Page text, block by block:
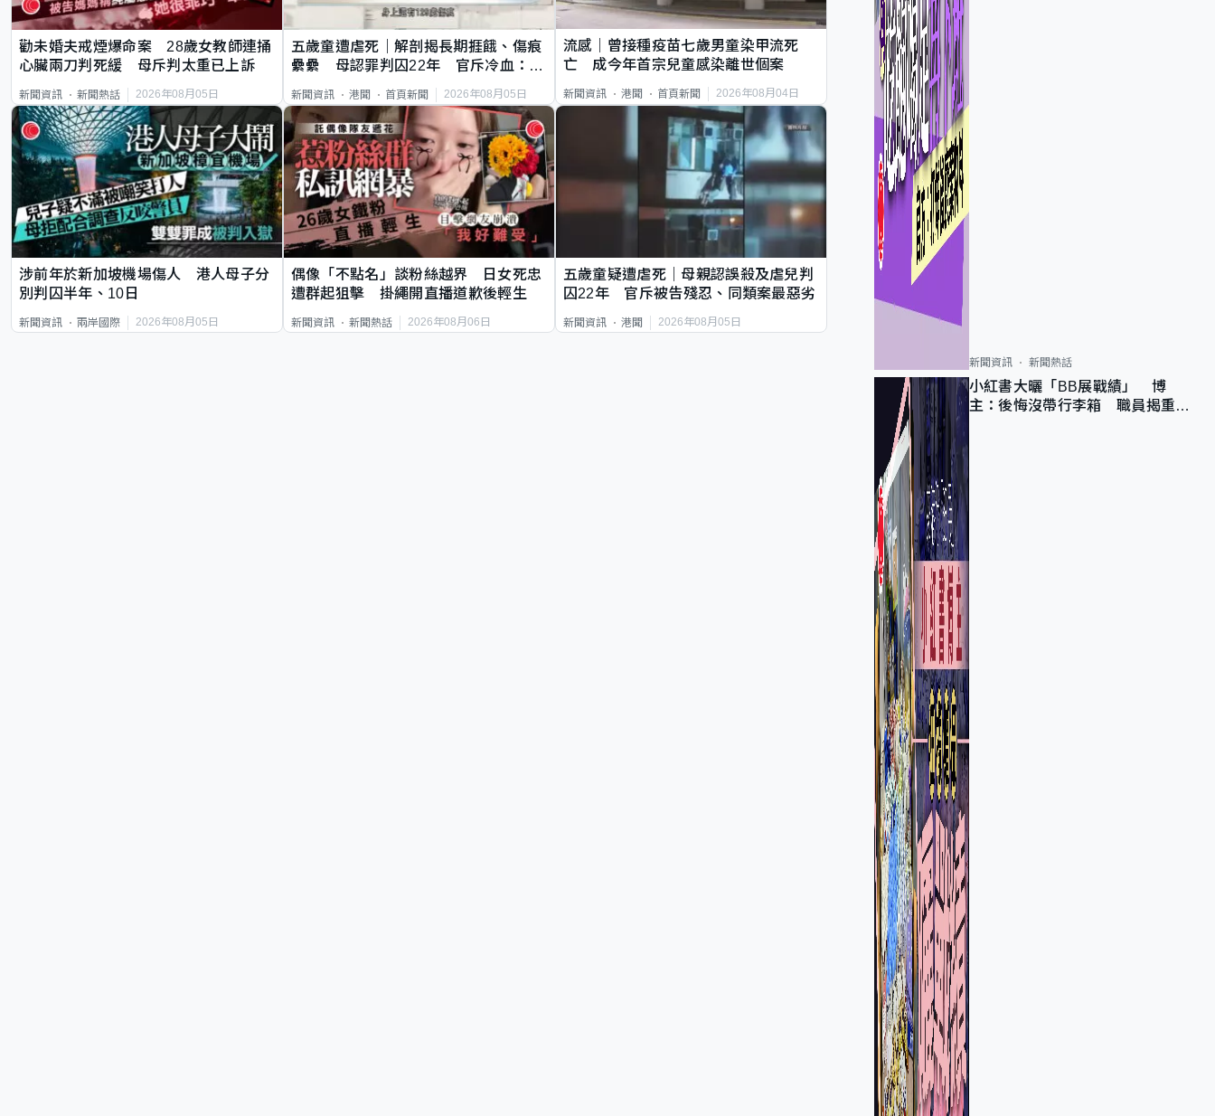
勸未婚夫戒煙爆命案 28歲女教師連捅
心臟兩刀判死緩 母斥判太重已上訴
新聞資訊 新聞熱話 2026年08月05日
五歲童遭虐死｜解剖揭長期捱餓、傷痕
纍纍 母認罪判囚22年 官斥冷血：同
新聞資訊 港聞 首頁新聞 2026年08月05日
流感｜曾接種疫苗七歲男童染甲流死
亡 成今年首宗兒童感染離世個案
新聞資訊 港聞 首頁新聞 2026年08月04日
涉前年於新加坡機場傷人 港人母子分
別判囚半年、10日
新聞資訊 兩岸國際 2026年08月05日
偶像「不點名」談粉絲越界 日女死忠
遭群起狙擊 掛繩開直播道歉後輕生
新聞資訊 新聞熱話 2026年08月06日
五歲童疑遭虐死｜母親認誤殺及虐兒判
囚22年 官斥被告殘忍、同類案最惡劣
新聞資訊 港聞 2026年08月05日
新聞資訊 新聞熱話
小紅書大曬「BB展戰績」 博
主：後悔沒帶行李箱 職員揭重複